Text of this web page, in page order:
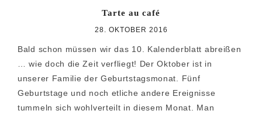
Tarte au café
28. OKTOBER 2016
Bald schon müssen wir das 10. Kalenderblatt abreißen
… wie doch die Zeit verfliegt! Der Oktober ist in
unserer Familie der Geburtstagsmonat. Fünf
Geburtstage und noch etliche andere Ereignisse
tummeln sich wohlverteilt in diesem Monat. Man